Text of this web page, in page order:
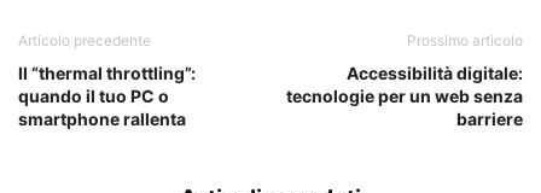
Articolo precedente
Il “thermal throttling”:
quando il tuo PC o
smartphone rallenta
Prossimo articolo
Accessibilità digitale:
tecnologie per un web senza
barriere